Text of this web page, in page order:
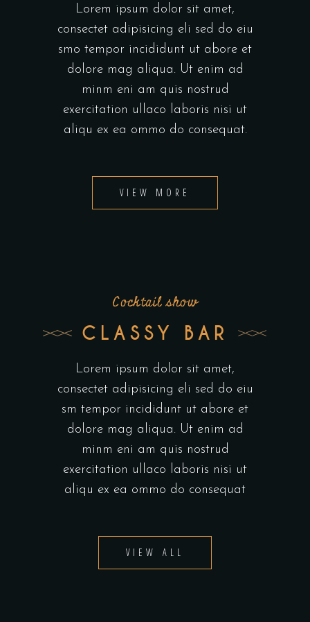
Lorem ipsum dolor sit amet,
consectet adipisicing eli sed do eiu
smo tempor incididunt ut abore et
dolore mag aliqua. Ut enim ad
minm eni am quis nostrud
exercitation ullaco laboris nisi ut
aliqu ex ea ommo do consequat.
VIEW MORE
Cocktail show
CLASSY BAR
Lorem ipsum dolor sit amet,
consectet adipisicing eli sed do eiu
sm tempor incididunt ut abore et
dolore mag aliqua. Ut enim ad
minm eni am quis nostrud
exercitation ullaco laboris nisi ut
aliqu ex ea ommo do consequat
VIEW ALL